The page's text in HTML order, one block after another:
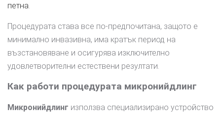
петна.
Процедурата става все по-предпочитана, защото е
минимално инвазивна, има кратък период на
възстановяване и осигурява изключително
удовлетворителни естествени резултати.
Как работи процедурата микронийдлинг
Микронийдлинг използва специализирано устройство